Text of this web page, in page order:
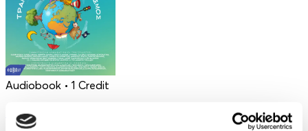
Audiobook • 1 Credit
Ο πιο καλός μου φίλος